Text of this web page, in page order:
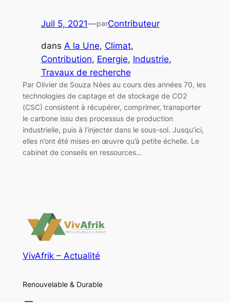
Juil 5, 2021—parContributeur
dans A la Une, Climat
Contribution, Energie, Industrie
Travaux de recherche
Par Olivier de Souza Nées au cours des années 70, les
technologies de captage et de stockage de CO2
(CSC) consistent à récupérer, comprimer, transporter
le carbone issu des processus de production
industrielle, puis à l’injecter dans le sous-sol. Jusqu’ici,
elles n’ont été mises en œuvre qu’à petite échelle. Le
cabinet de conseils en ressources…
VivAfrik – Actualité
Renouvelable & Durable